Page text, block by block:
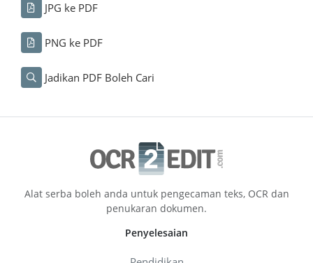
JPG ke PDF
PNG ke PDF
Jadikan PDF Boleh Cari
Alat serba boleh anda untuk pengecaman teks, OCR dan
penukaran dokumen.
Penyelesaian